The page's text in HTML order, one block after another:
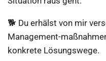
🐕 Du erhälst von mir
Management-
konkrete Lösungswege.